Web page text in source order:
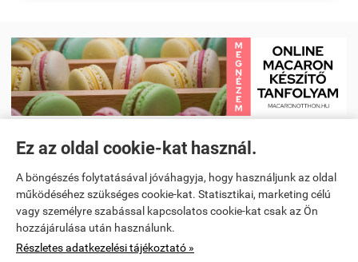
Ez az oldal cookie-kat használ.
A böngészés folytatásával jóváhagyja, hogy használjunk az oldal
működéséhez szükséges cookie-kat. Statisztikai, marketing célú
vagy személyre szabással kapcsolatos cookie-kat csak az Ön
hozzájárulása után használunk.
Részletes adatkezelési tájékoztató »
Receptkönyv e-book és Étrendtervező app|Kezdőlap
Videó receptek megtekintése|Macaron tanfolyam|
Spanyoltanulás magyarul - Online spanyol oktató alkalmazás
Konyhai kiegészítők és kellékek